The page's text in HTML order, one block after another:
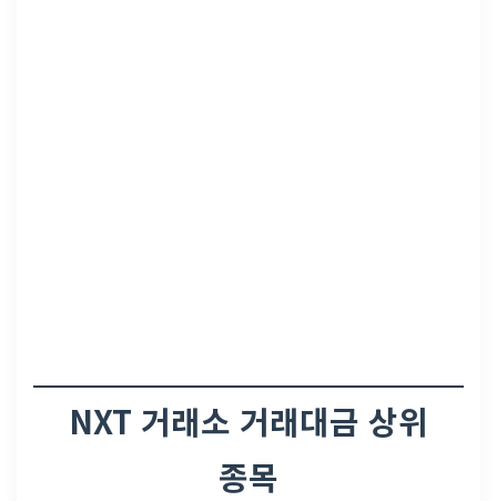
NXT 거래소 거래대금 상위
종목